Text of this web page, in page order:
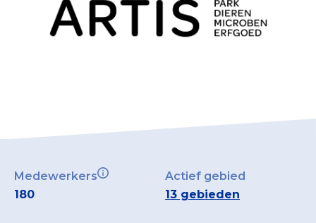
Register Erkende Donatieplatformen
Medewerkers
180
Actief gebied
13 gebieden